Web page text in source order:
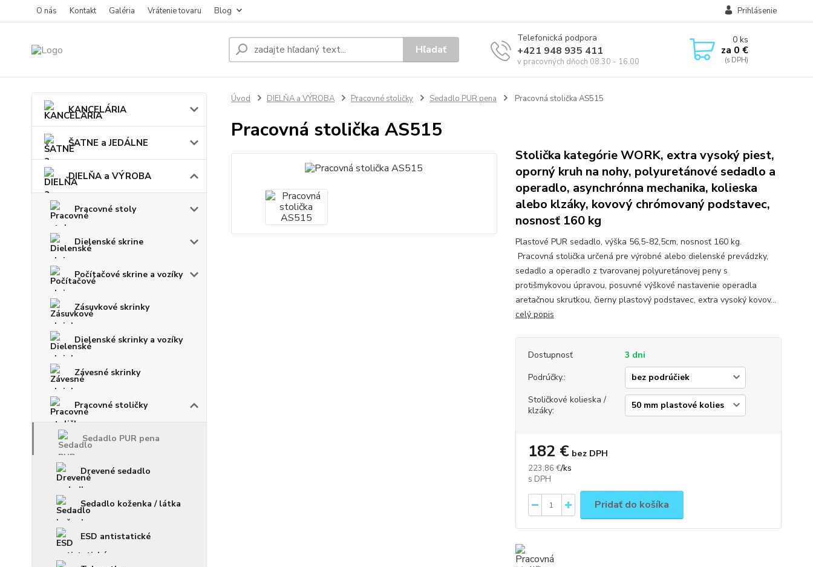
O nás Kontakt Galéria Vrátenie tovaru Blog Prihlásenie
Hľadať
Telefonická podpora
+421 948 935 411
v pracovných dňoch 08.30 - 16.00
0ks
za 0 €
KANCELÁRIA
ŠATNE a JEDÁLNE
DIELŇA a VÝROBA
Pracovné stoly
Dielenské skrine
Počítačové skrine a vozíky
Zásuvkové skrinky
Dielenské skrinky a vozíky
Závesné skrinky
Pracovné stoličky
Sedadlo PUR pena
Drevené sedadlo
Sedadlo koženka / látka
ESD antistatické
Úvod DIELŇA a VÝROBA Pracovné stoličky Sedadlo PUR pena Pracovná stolička AS515
Pracovná stolička AS515
Stolička kategórie WORK, extra vysoký piest,
oporný kruh na nohy, polyuretánové sedadlo a
operadlo, asynchrónna mechanika, kolieska
alebo klzáky, kovový chrómovaný podstavec,
nosnosť 160 kg
Plastové PUR sedadlo, výška 56,5-82,5cm, nosnosť 160 kg.
Pracovná stolička určená pre výrobné alebo dielenské prevádzky,
sedadlo a operadlo z tvarovanej polyuretánovej peny s
protišmykovou úpravou, posuvné výškové nastavenie operadla
aretačnou skrutkou, čierny plastový podstavec, extra vysoký kovov...
celý popis
Dostupnosť
3 dni
Podrúčky.:
Stoličkové kolieska /
klzáky:
223,86 €/ks
182 € bez DPH
Pridať do košíka